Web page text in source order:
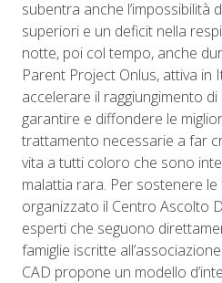
subentra anche l’impossibilità
superiori e un deficit nella
notte, poi col tempo, anche
Parent Project Onlus, attiva in
accelerare il raggiungimento
garantire e diffondere le
trattamento necessarie a far
vita a tutti coloro che sono
malattia rara. Per sostenere le
organizzato il Centro Ascolto
esperti che seguono
famiglie iscritte
CAD propone un modello